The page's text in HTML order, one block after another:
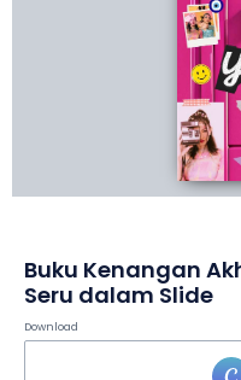
Buku Kenangan
Seru dalam Slide
Download